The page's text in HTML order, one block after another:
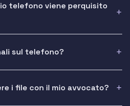
telefono viene perquisito
sul telefono?
i file con il mio avvocato?